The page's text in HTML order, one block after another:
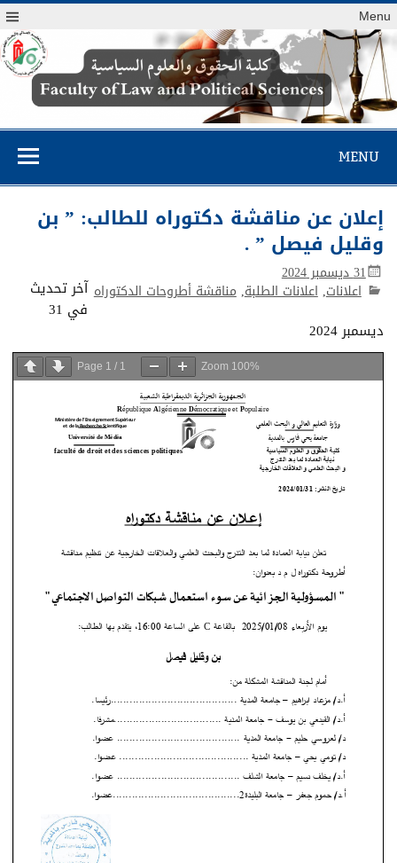
Menu
كلية الحقوق
والعلوم السياسية MENU
إعلان عن مناقشة دكتوراه للطالب: ” بن
وقليل فيصل ” .
31 ديسمبر 2024
اعلانات,اعلانات الطلبة,مناقشة أطروحات الدكتوراه آخر تحديث
في 31
ديسمبر 2024
Page 1 / 1 Zoom 100%